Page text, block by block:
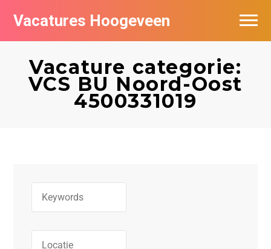
Vacatures Hoogeveen
Vacature categorie:
VCS BU Noord-Oost
4500331019
Vacatures per bedrijf
De populairste vacatures in Hoogeveen
Nieuwsbrief feed